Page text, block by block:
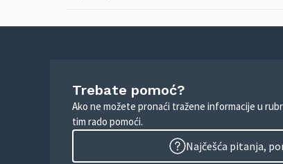
Trebate pomoć?
Ako ne možete pronaći tražene informacije u
tim rado pomoći.
Najčešća pitanja,